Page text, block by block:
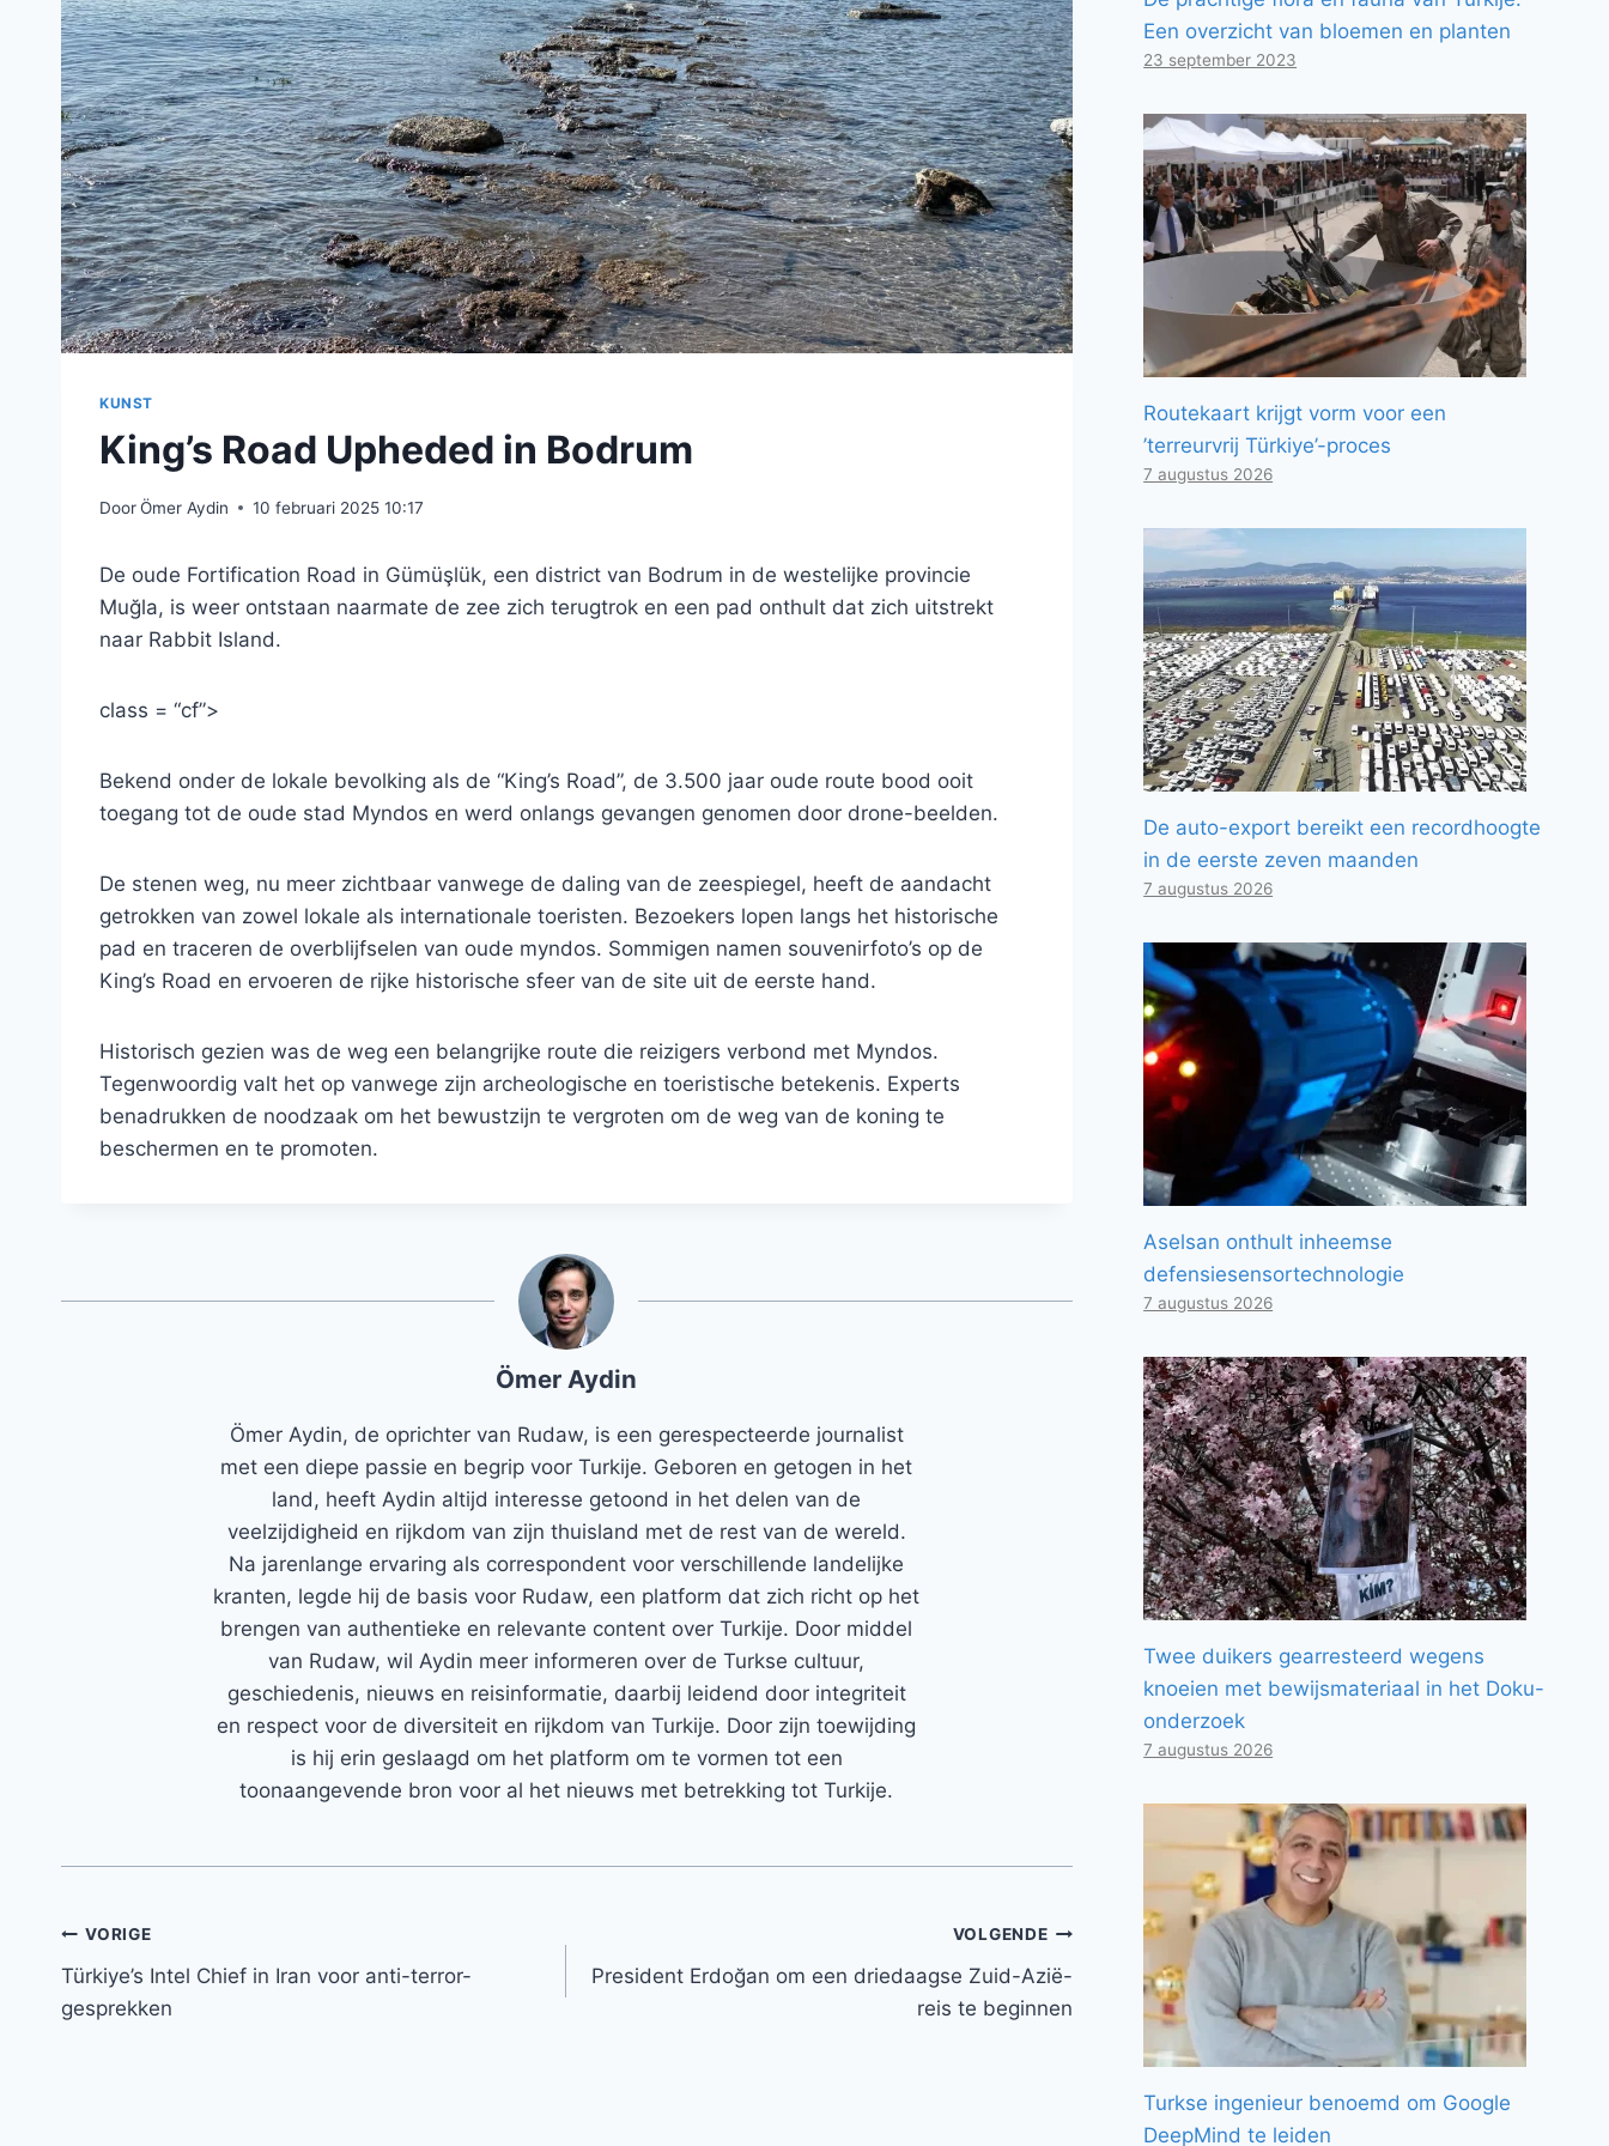
KUNST
King’s Road Upheded in Bodrum
DoorÖmer Aydin 10 februari 2025 10:17
De oude Fortification Road in Gümüşlük, een district van Bodrum in de westelijke provincie
Muğla, is weer ontstaan ​​naarmate de zee zich terugtrok en een pad onthult dat zich uitstrekt
naar Rabbit Island.
class = “cf”>
Bekend onder de lokale bevolking als de “King’s Road”, de 3.500 jaar oude route bood ooit
toegang tot de oude stad Myndos en werd onlangs gevangen genomen door drone-beelden.
De stenen weg, nu meer zichtbaar vanwege de daling van de zeespiegel, heeft de aandacht
getrokken van zowel lokale als internationale toeristen. Bezoekers lopen langs het historische
pad en traceren de overblijfselen van oude myndos. Sommigen namen souvenirfoto’s op de
King’s Road en ervoeren de rijke historische sfeer van de site uit de eerste hand.
Historisch gezien was de weg een belangrijke route die reizigers verbond met Myndos.
Tegenwoordig valt het op vanwege zijn archeologische en toeristische betekenis. Experts
benadrukken de noodzaak om het bewustzijn te vergroten om de weg van de koning te
beschermen en te promoten.
Ömer Aydin
Ömer Aydin, de oprichter van Rudaw, is een gerespecteerde journalist
met een diepe passie en begrip voor Turkije. Geboren en getogen in het
land, heeft Aydin altijd interesse getoond in het delen van de
veelzijdigheid en rijkdom van zijn thuisland met de rest van de wereld.
Na jarenlange ervaring als correspondent voor verschillende landelijke
kranten, legde hij de basis voor Rudaw, een platform dat zich richt op het
brengen van authentieke en relevante content over Turkije. Door middel
van Rudaw, wil Aydin meer informeren over de Turkse cultuur,
geschiedenis, nieuws en reisinformatie, daarbij leidend door integriteit
en respect voor de diversiteit en rijkdom van Turkije. Door zijn toewijding
is hij erin geslaagd om het platform om te vormen tot een
toonaangevende bron voor al het nieuws met betrekking tot Turkije.
Bericht
navigatie
VORIGE
Türkiye’s Intel Chief in Iran voor anti-terror-
gesprekken
VOLGENDE
President Erdoğan om een ​​driedaagse Zuid-Azië-
reis te beginnen
Een overzicht van bloemen en planten
23 september 2023
Routekaart krijgt vorm voor een
’terreurvrij Türkiye’-proces
7 augustus 2026
De auto-export bereikt een recordhoogte
in de eerste zeven maanden
7 augustus 2026
Aselsan onthult inheemse
defensiesensortechnologie
7 augustus 2026
Twee duikers gearresteerd wegens
knoeien met bewijsmateriaal in het Doku-
onderzoek
7 augustus 2026
Turkse ingenieur benoemd om Google
DeepMind te leiden